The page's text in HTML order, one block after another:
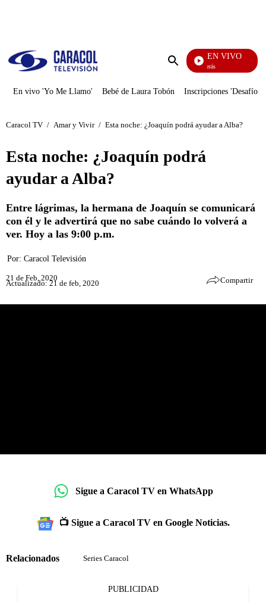
Enviar
EN VIVO
También Caerás
En vivo 'Yo Me Llamo' Bebé de Laura Tobón Inscripciones 'Desafío'
Caracol TV / Amar y Vivir / Esta noche: ¿Joaquín podrá ayudar a Alba?
Esta noche: ¿Joaquín podrá
ayudar a Alba?
Entre lágrimas, la hermana de Joaquín se comunicará
con él y le advertirá que no sabe cuándo lo volverá a
ver. Hoy a las 9:00 p.m.
Por: Caracol Televisión
21 de Feb, 2020
Actualizado: 21 de feb, 2020 Compartir
Sigue a Caracol TV en WhatsApp
📺 Sigue a Caracol TV en Google Noticias.
Relacionados Series Caracol
PUBLICIDAD